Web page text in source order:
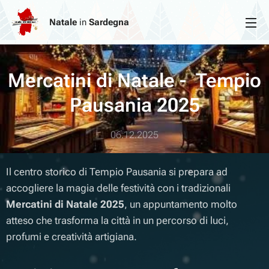
Natale in Sardegna
Mercatini di Natale - Tempio
Pausania2025
06.12.2025
Il centro storico di Tempio Pausania si prepara ad
accogliere la magia delle festività con i tradizionali
Mercatini di Natale 2025, un appuntamento molto
atteso che trasforma la città in un percorso di luci,
profumi e creatività artigiana.